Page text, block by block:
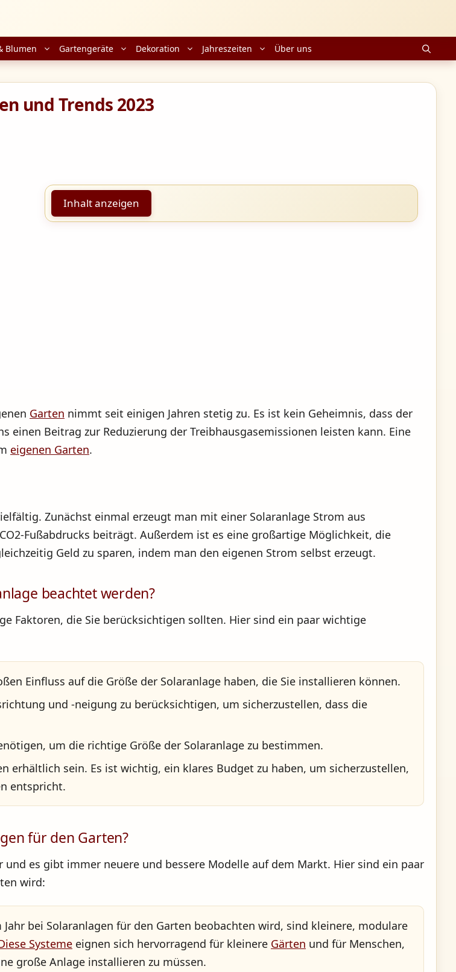
Blumen Gartengeräte Dekoration Jahreszeiten Über uns
und Trends 2023
Inhalt anzeigen
Garten nimmt seit einigen Jahren stetig zu. Es ist kein Geheimnis, dass der
einen Beitrag zur Reduzierung der Treibhausgasemissionen leisten kann. Eine
eigenen Garten.
Zunächst einmal erzeugt man mit einer Solaranlage Strom aus
Fußabdrucks beiträgt. Außerdem ist es eine großartige Möglichkeit, die
Geld zu sparen, indem man den eigenen Strom selbst erzeugt.
beachtet werden?
Faktoren, die Sie berücksichtigen sollten. Hier sind ein paar wichtige
Einfluss auf die Größe der Solaranlage haben, die Sie installieren können.
und -neigung zu berücksichtigen, um sicherzustellen, dass die
um die richtige Größe der Solaranlage zu bestimmen.
erhältlich sein. Es ist wichtig, ein klares Budget zu haben, um sicherzustellen,
entspricht.
für den Garten?
es gibt immer neuere und bessere Modelle auf dem Markt. Hier sind ein paar
wird:
bei Solaranlagen für den Garten beobachten wird, sind kleinere, modulare
Systeme eignen sich hervorragend für kleinere Gärten und für Menschen,
große Anlage installieren zu müssen.